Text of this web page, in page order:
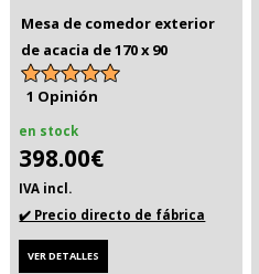
Mesa de comedor exterior
de acacia de 170 x 90
1 Opinión
en stock
398.00€
IVA incl.
✔️ Precio directo de fábrica
VER DETALLES